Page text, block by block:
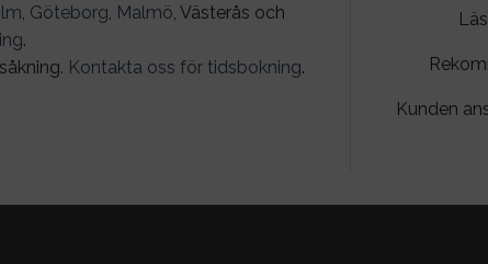
, Göteborg, Malmö, Västerås och
.
Kontakta oss för tidsbokning.
Kunden